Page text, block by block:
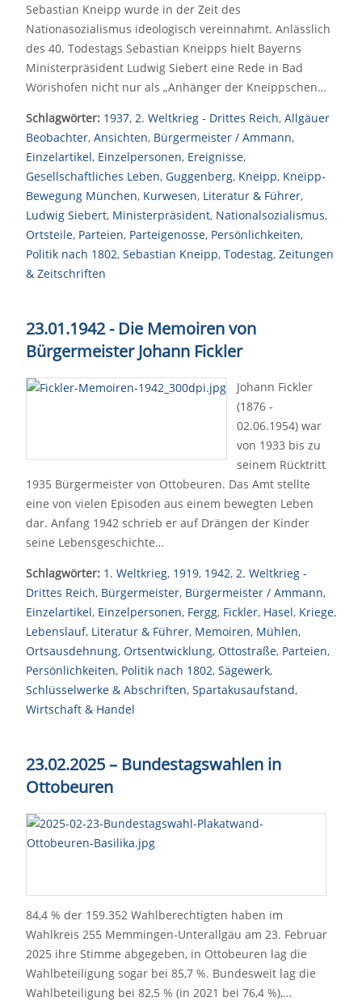
Sebastian Kneipp wurde in der Zeit des
Nationasozialismus ideologisch vereinnahmt. Anlässlich
des 40. Todestags Sebastian Kneipps hielt Bayerns
Ministerpräsident Ludwig Siebert eine Rede in Bad
Wörishofen nicht nur als „Anhänger der Kneippschen…
Schlagwörter: 1937, 2. Weltkrieg - Drittes Reich, Allgäuer
Beobachter, Ansichten, Bürgermeister / Ammann,
Einzelartikel, Einzelpersonen, Ereignisse,
Gesellschaftliches Leben, Guggenberg, Kneipp, Kneipp-
Bewegung München, Kurwesen, Literatur & Führer,
Ludwig Siebert, Ministerpräsident, Nationalsozialismus,
Ortsteile, Parteien, Parteigenosse, Persönlichkeiten,
Politik nach 1802, Sebastian Kneipp, Todestag, Zeitungen
& Zeitschriften
23.01.1942 - Die Memoiren von
Bürgermeister Johann Fickler
Johann Fickler
(1876 -
02.06.1954) war
von 1933 bis zu
seinem Rücktritt
1935 Bürgermeister von Ottobeuren. Das Amt stellte
eine von vielen Episoden aus einem bewegten Leben
dar. Anfang 1942 schrieb er auf Drängen der Kinder
seine Lebensgeschichte…
Schlagwörter: 1. Weltkrieg, 1919, 1942, 2. Weltkrieg -
Drittes Reich, Bürgermeister, Bürgermeister / Ammann,
Einzelartikel, Einzelpersonen, Fergg, Fickler, Hasel, Kriege,
Lebenslauf, Literatur & Führer, Memoiren, Mühlen,
Ortsausdehnung, Ortsentwicklung, Ottostraße, Parteien,
Persönlichkeiten, Politik nach 1802, Sägewerk,
Schlüsselwerke & Abschriften, Spartakusaufstand,
Wirtschaft & Handel
23.02.2025 – Bundestagswahlen in
Ottobeuren
84,4 % der 159.352 Wahlberechtigten haben im
Wahlkreis 255 Memmingen-Unterallgäu am 23. Februar
2025 ihre Stimme abgegeben, in Ottobeuren lag die
Wahlbeteiligung sogar bei 85,7 %. Bundesweit lag die
Wahlbeteiligung bei 82,5 % (in 2021 bei 76,4 %),…